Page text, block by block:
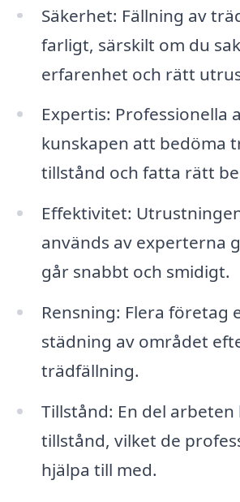
Säkerhet: Fällning av
farligt, särskilt om du
erfarenhet och rätt
Expertis: Professionella
kunskapen att bedöma
tillstånd och fatta rätt
Effektivitet:
används av experterna
går snabbt och smidigt.
Rensning: Flera företag
städning av området
trädfällning.
Tillstånd: En del
tillstånd, vilket de
hjälpa till med.